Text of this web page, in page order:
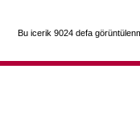
Bu icerik 9024 defa